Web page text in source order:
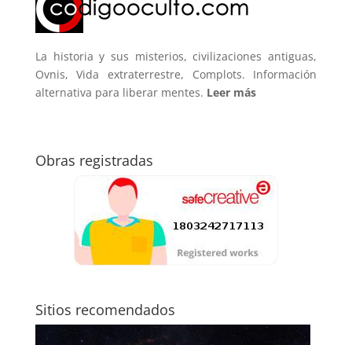
La historia y sus misterios, civilizaciones antiguas,
Ovnis, Vida extraterrestre, Complots. Información
alternativa para liberar mentes. Leer más
Obras registradas
Sitios recomendados